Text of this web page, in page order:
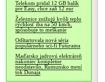
Telekom pridal 12 GB balík
pre Easy, chce zaň 12 eur
Železnice znižujú kvôli teplu
rýchlosť iba na 50 km/h,
spôsobuje to meškanie
Odštartovala nová séria
populárneho sci-fi Futurama
Maďarsko jadrovú elektráreň
nakoniec kompletne
neodstavilo, Rumunsko mení
tok Dunaja